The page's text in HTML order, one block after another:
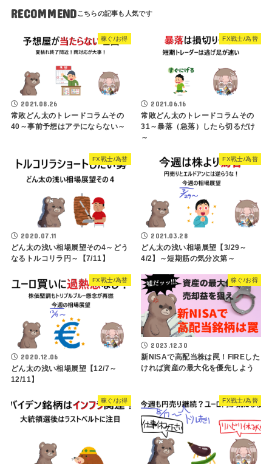
RECOMMEND
稼ぐ/お得
2021.08.26
常敗どん太のトレードコラムその
40～事前予想はアテにならない～
FX戦士/為替
2021.06.16
常敗どん太のトレードコラムその
31～暴落（急落）したら切るだけ
～
FX戦士/為替
2020.07.11
どん太の浅い相場展望その4～どう
なるトルコリラ円～【7/11】
FX戦士/為替
2021.03.28
どん太の浅い相場展望【3/29～
4/2】～短期筋の気分次第～
FX戦士/為替
2020.12.06
どん太の浅い相場展望【12/7～
12/11】
稼ぐ/お得
2023.12.30
新NISAで高配当株は罠！FIREした
ければ資産の最大化を優先しよう
稼ぐ/お得 FX戦士/為替